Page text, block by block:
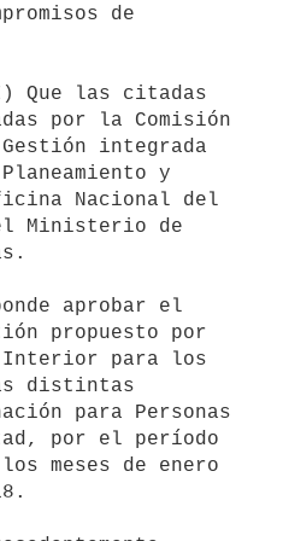
de
por la Comisión
Gestión integrada
y
Nacional del
Ministerio de
propuesto por
para los
distintas
para Personas
por el período
meses de enero